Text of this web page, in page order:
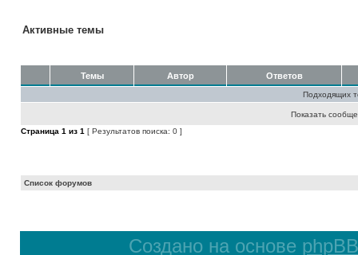
Активные темы
Темы Автор Ответов
Подходящих
Показать
Страница 1 из 1 [ Результатов поиска: 0 ]
Список форумов
Создано на основе phpBB